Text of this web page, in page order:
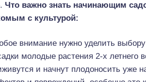
Что важно знать начинающим
с культурой:
внимание нужно уделить
молодые растения 2-х летнего
и начнут плодоносить уже